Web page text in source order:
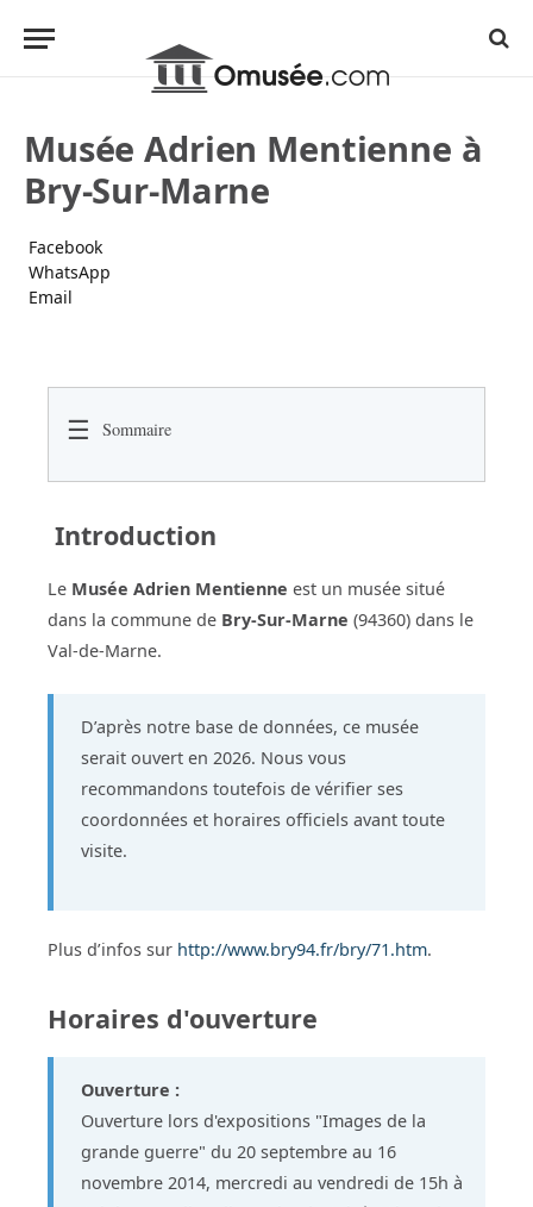
Musée Adrien Mentienne à
Bry-Sur-Marne
Facebook
WhatsApp
Email
☰ Sommaire
Introduction
Le Musée Adrien Mentienne est un musée situé
dans la commune de Bry-Sur-Marne (94360) dans le
Val-de-Marne.
D’après notre base de données, ce musée
serait ouvert en 2026. Nous vous
recommandons toutefois de vérifier ses
coordonnées et horaires officiels avant toute
visite.
Plus d’infos sur http://www.bry94.fr/bry/71.htm.
Horaires d'ouverture
Ouverture :
Ouverture lors d'expositions "Images de la
grande guerre" du 20 septembre au 16
novembre 2014, mercredi au vendredi de 15h à